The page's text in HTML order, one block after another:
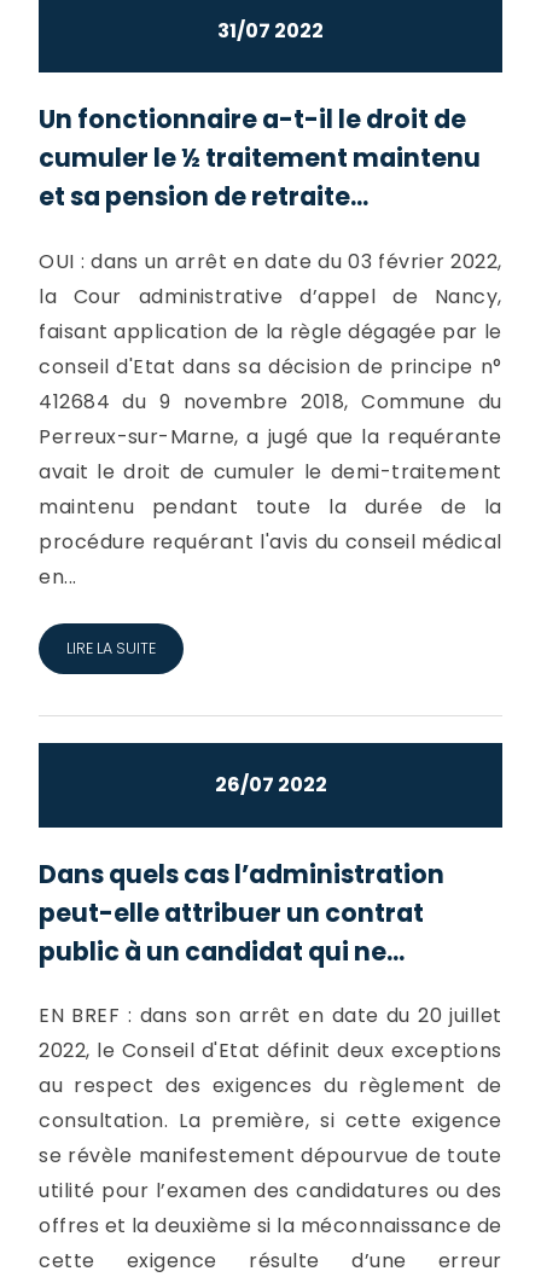
31/07 2022
Un fonctionnaire a-t-il le droit de
cumuler le ½ traitement maintenu
et sa pension de retraite...
OUI : dans un arrêt en date du 03 février 2022,
la Cour administrative d’appel de Nancy,
faisant application de la règle dégagée par le
conseil d'Etat dans sa décision de principe n°
412684 du 9 novembre 2018, Commune du
Perreux-sur-Marne, a jugé que la requérante
avait le droit de cumuler le demi-traitement
maintenu pendant toute la durée de la
procédure requérant l'avis du conseil médical
en...
LIRE LA SUITE
26/07 2022
Dans quels cas l’administration
peut-elle attribuer un contrat
public à un candidat qui ne...
EN BREF : dans son arrêt en date du 20 juillet
2022, le Conseil d'Etat définit deux exceptions
au respect des exigences du règlement de
consultation. La première, si cette exigence
se révèle manifestement dépourvue de toute
utilité pour l’examen des candidatures ou des
offres et la deuxième si la méconnaissance de
cette exigence résulte d’une erreur